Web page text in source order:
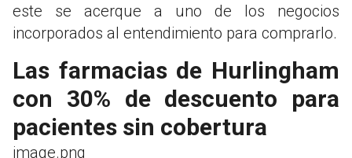
este se acerque a uno de los negocios
incorporados al entendimiento para comprarlo.
Las farmacias de Hurlingham
con 30% de descuento para
pacientes sin cobertura
image.png